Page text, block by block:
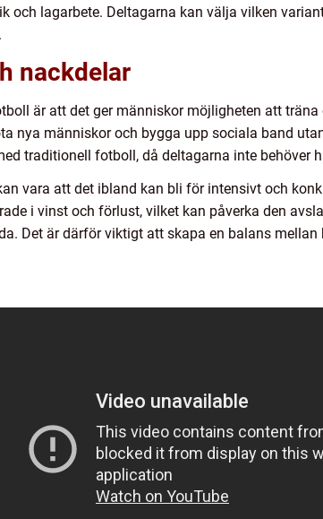
och lagarbete. Deltagarna kan välja vilken
nackdelar
är att det ger människor möjligheten att
nya människor och bygga upp sociala band
traditionell fotboll, då deltagarna inte behöver
vara att det ibland kan bli för intensivt och
i vinst och förlust, vilket kan påverka den
Det är därför viktigt att skapa en balans